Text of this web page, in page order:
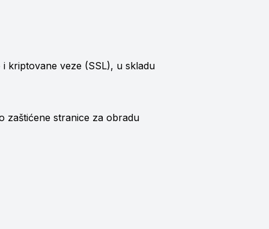
kriptovane veze (SSL), u skladu
zaštićene stranice za obradu